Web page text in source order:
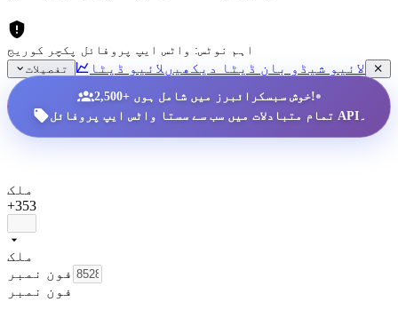
اہم نوٹس: واٹس ایپ پروفائل پکچر کوریج
تفصیلات
لائیو شیڈو بان ڈیٹا دیکھیں لائیو ڈیٹا
2,500+ خوش سبسکرائبرز میں شامل ہوں!•
تمام متبادلات میں سب سے سستا واٹس ایپ پروفائل API۔
ملک
+353
ملک
فون نمبر
فون نمبر